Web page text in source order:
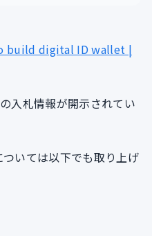
build digital ID wallet |
入札情報が開示されてい
いては以下でも取り上げ